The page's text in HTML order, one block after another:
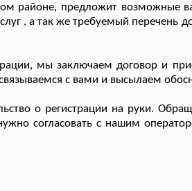
районе, предложит возможные
, а так же требуемый перечень
мы заключаем договор и
с вами и высылаем
о регистрации на руки.
согласовать с нашим